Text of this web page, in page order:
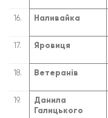
16.
Наливайка
17.
Яровиця
18.
Ветеранів
19.
Данила
Галицького